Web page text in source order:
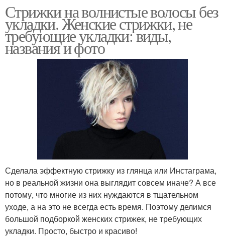
Стрижки на волнистые волосы без
укладки. Женские стрижки, не
требующие укладки: виды,
названия и фото
Сделала эффектную стрижку из глянца или Инстаграма,
но в реальной жизни она выглядит совсем иначе? А все
потому, что многие из них нуждаются в тщательном
уходе, а на это не всегда есть время. Поэтому делимся
большой подборкой женских стрижек, не требующих
укладки. Просто, быстро и красиво!